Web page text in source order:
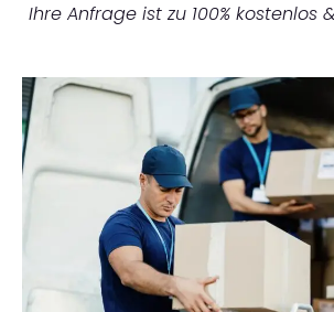
Ihre Anfrage ist zu 100% kostenlos